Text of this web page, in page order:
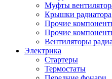
Муфты
Крышки радиатора
Прочие
Прочие
Вентиляторы
Электрика
Стартеры
Термостаты